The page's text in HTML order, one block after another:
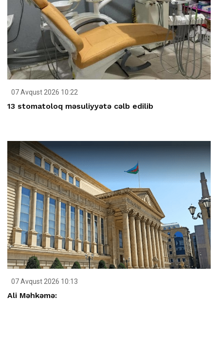
07 Avqust 2026 10:22
13 stomatoloq məsuliyyətə cəlb edilib
07 Avqust 2026 10:13
Ali Məhkəmə: